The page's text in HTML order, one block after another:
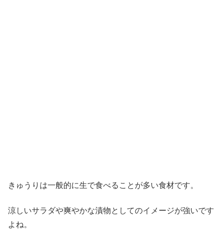
きゅうりは一般的に生で食べることが多い食材です。
涼しいサラダや爽やかな漬物としてのイメージが強いです
よね。